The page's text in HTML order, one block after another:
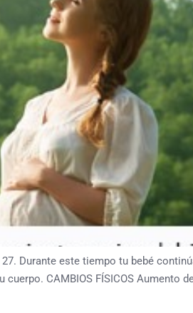
Durante este tiempo tu bebé
CAMBIOS FÍSICOS Aumento